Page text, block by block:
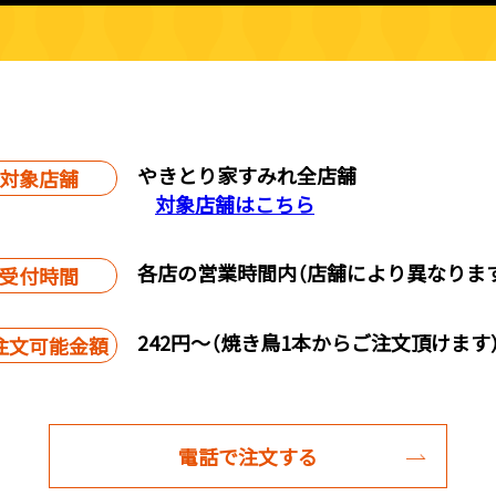
対象店舗
やきとり家すみれ全店舗
対象店舗はこちら
受付時間 各店の営業時間内（店舗により異なりま
文可能金額 242円～（焼き鳥1本からご注文頂けます
電話で注文する